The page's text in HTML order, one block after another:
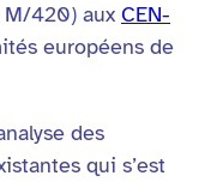
420) aux CEN-
européens de
des
qui s’est